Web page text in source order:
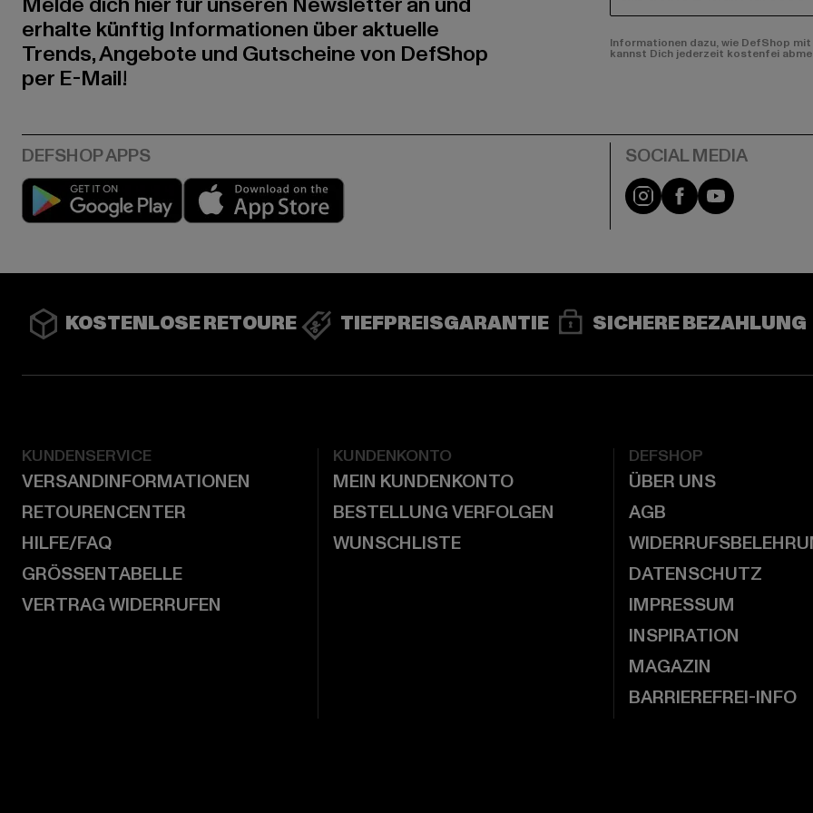
erhalte künftig Informationen über aktuelle
Trends, Angebote und Gutscheine von DefShop
per E-Mail!
Informationen dazu, wie DefShop
kannst Dich jederzeit kostenfei
Play market Instagram
FacebookYouTube
KOSTENLOSE RETOURE TIEFPREISGARANTIE SICHERE BEZAHLUNG
KUNDENSERVICE
VERSANDINFORMATIONEN
RETOURENCENTER
HILFE/FAQ
GRÖSSENTABELLE
VERTRAG WIDERRUFEN
KUNDENKONTO
MEIN KUNDENKONTO
BESTELLUNG VERFOLGEN
WUNSCHLISTE
DEFSHOP
ÜBER UNS
AGB
DATENSCHUTZ
IMPRESSUM
INSPIRATION
MAGAZIN
BARRIEREFREI-INFO